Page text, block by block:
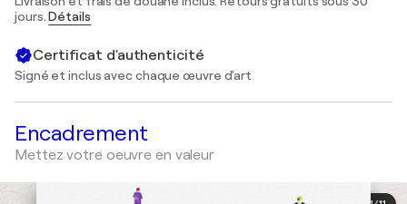
jours.Détails
Certificat d'authenticité
Signé et inclus avec chaque œuvre d'art
Encadrement
Mettez votre oeuvre en valeur